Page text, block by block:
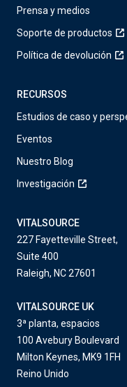
Prensa y medios
Soporte de productos
Política de devolución
RECURSOS
Estudios de caso y
Eventos
Nuestro Blog
Investigación
VITALSOURCE
227 Fayetteville Street,
Suite 400
Raleigh, NC 27601
VITALSOURCE UK
3ª planta, espacios
100 Avebury Boulevard
Milton Keynes, MK9 1FH
Reino Unido